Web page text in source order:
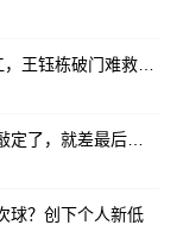
球？创下个人新低